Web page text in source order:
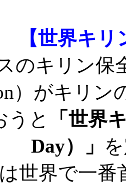
【世界キ
のキリン保
）がキリ
うと
「世界
Day）」
世界で一